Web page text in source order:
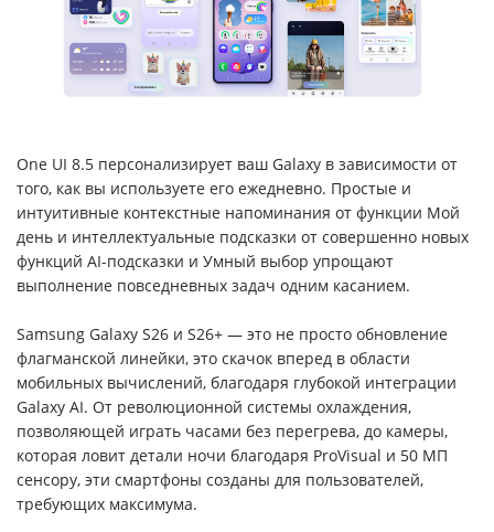
One UI 8.5 персонализирует ваш Galaxy в зависимости от
того, как вы используете его ежедневно. Простые и
интуитивные контекстные напоминания от функции Мой
день и интеллектуальные подсказки от совершенно новых
функций AI-подсказки и Умный выбор упрощают
выполнение повседневных задач одним касанием.
Samsung Galaxy S26 и S26+ — это не просто обновление
флагманской линейки, это скачок вперед в области
мобильных вычислений, благодаря глубокой интеграции
Galaxy AI. От революционной системы охлаждения,
позволяющей играть часами без перегрева, до камеры,
которая ловит детали ночи благодаря ProVisual и 50 МП
сенсору, эти смартфоны созданы для пользователей,
требующих максимума.